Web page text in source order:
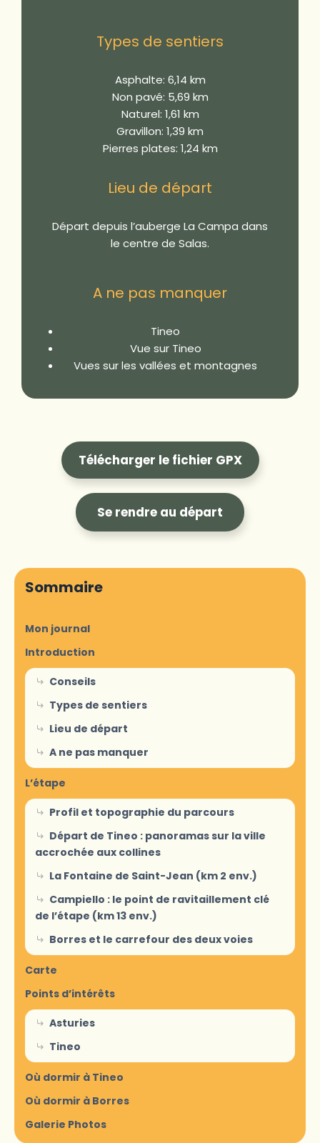
Types de sentiers
Asphalte: 6,14 km
Non pavé: 5,69 km
Naturel: 1,61 km
Gravillon: 1,39 km
Pierres plates: 1,24 km
Lieu de départ
Départ depuis l’auberge La Campa dans
le centre de Salas.
A ne pas manquer
Tineo
Vue sur Tineo
Vues sur les vallées et montagnes
Télécharger le fichier GPX
Se rendre au départ
Sommaire
Mon journal
Introduction
Conseils
Types de sentiers
Lieu de départ
A ne pas manquer
L’étape
Profil et topographie du parcours
Départ de Tineo : panoramas sur la ville
accrochée aux collines
La Fontaine de Saint-Jean (km 2 env.)
Campiello : le point de ravitaillement clé
de l’étape (km 13 env.)
Borres et le carrefour des deux voies
Carte
Points d’intérêts
Asturies
Tineo
Où dormir à Tineo
Où dormir à Borres
Galerie Photos